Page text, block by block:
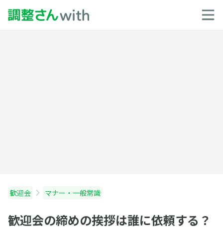
歓迎会 マナー・一般常識
歓迎会の締めの挨拶は誰に依頼する？